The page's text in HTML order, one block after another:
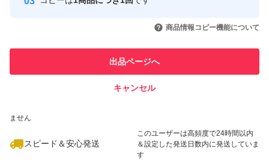
引を完了させた実績があります
での取引実績があります
ません
スピード＆安心発送
このユーザーは高頻度で24時間以内
＆設定した発送日数内に発送していま
す
商品情報コピー機能について
出品ページへ
キャンセル